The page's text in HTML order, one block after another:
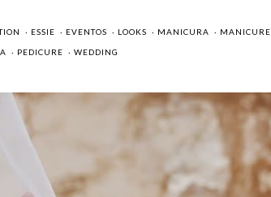
· ESSIE · EVENTOS · LOOKS · MANICURA · MANICURE
· PEDICURE ·WEDDING